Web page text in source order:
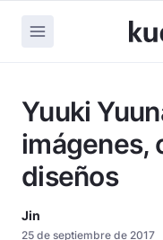
Yuuki
imágenes,
diseños
Jin
25 de septiembre de 2017